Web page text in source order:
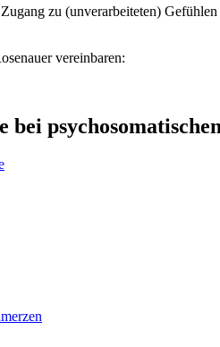
zu (unverarbeiteten)
vereinbaren: